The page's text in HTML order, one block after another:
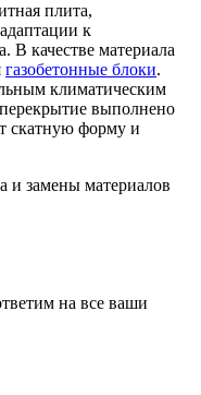
плита,
к
В качестве материала
газобетонные блоки.
климатическим
выполнено
скатную форму и
и замены материалов
на все ваши